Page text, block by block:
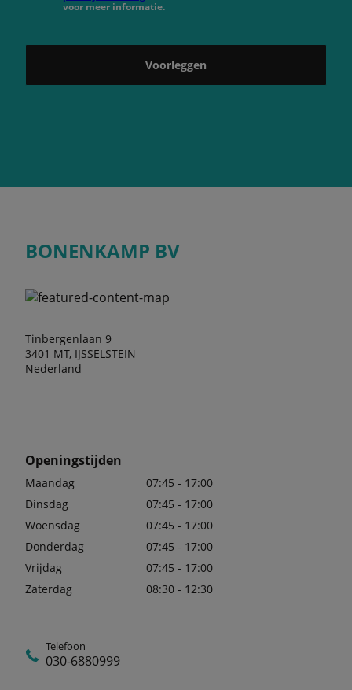
voor meer informatie.
Voorleggen
BONENKAMP BV
Tinbergenlaan 9
3401 MT, IJSSELSTEIN
Nederland
Openingstijden
Maandag
07:45 - 17:00
Dinsdag
07:45 - 17:00
Woensdag
07:45 - 17:00
Donderdag
07:45 - 17:00
Vrijdag
07:45 - 17:00
Zaterdag
08:30 - 12:30
Telefoon
030-6880999